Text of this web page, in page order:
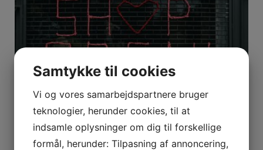
Find det bedste værktøj i en CC Tool
værktøjswebshop – stort udvalg og gode priser
24. marts 2026
Samtykke til cookies
Vi og vores samarbejdspartnere bruger
teknologier, herunder cookies, til at
indsamle oplysninger om dig til forskellige
formål, herunder: Tilpasning af annoncering,